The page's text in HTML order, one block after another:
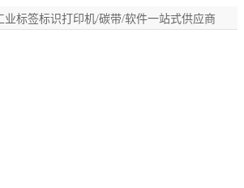
业标签标识打印机/碳带/软件一站式供应商